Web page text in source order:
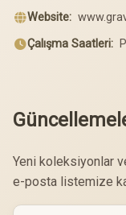
Website:
Çalışma Saatleri:
Yeni koleksiyonlar
e-posta listemize